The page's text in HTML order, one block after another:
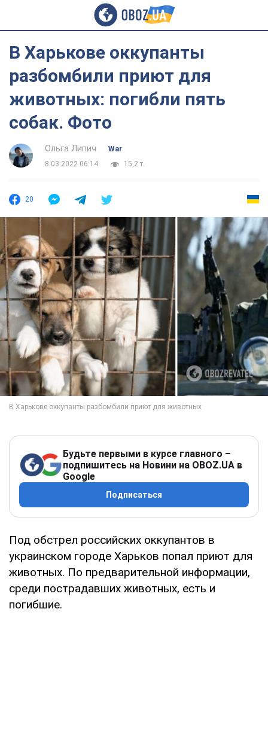
В Харькове оккупанты
разбомбили приют для
животных: погибли пять
собак. Фото
Ольга Липич
War
8.03.2022 06:14
15,2 т.
20
Будьте первыми в курсе главного –
подпишитесь на Новини на OBOZ.UA в
Google
Подписаться
Под обстрел российских оккупантов в
украинском городе Харьков попал приют для
животных. По предварительной информации,
среди пострадавших животных, есть и
погибшие.